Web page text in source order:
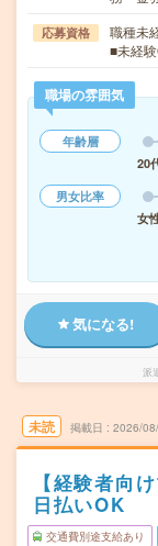
応募資格
職種未
■未経験
職場の雰囲気
年齢層
20
男女比率
女
気になる!
派
未読 掲載日 2026/
【経験者向
日払いOK
交通費別途支給あり